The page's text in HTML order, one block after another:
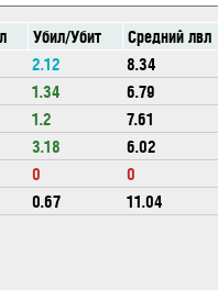
Убил/Убит Средний лвл
2.12 8.34
1.34 6.79
1.2 7.61
3.18 6.02
0 0
0.67 11.04